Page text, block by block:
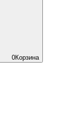
0Корзина